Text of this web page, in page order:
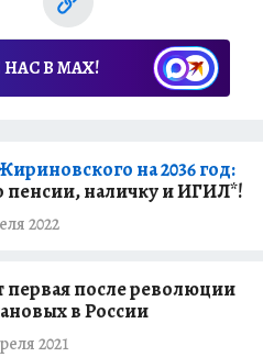
В МАХ!
на 2036 год:
пенсии, наличку и ИГИЛ*!
2022
первая после революции
в России
2021